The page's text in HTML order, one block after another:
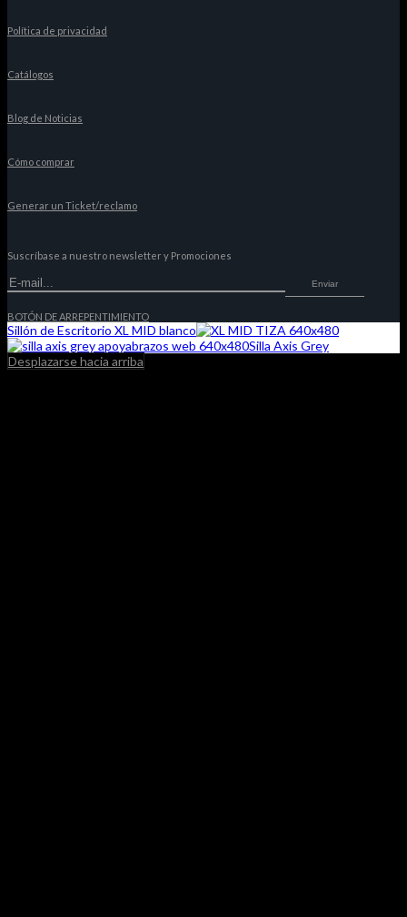
Política de privacidad
Catálogos
Blog de Noticias
Cómo comprar
Generar un Ticket/reclamo
Suscríbase a nuestro newsletter y Promociones
Enviar
BOTÓN DE ARREPENTIMIENTO
Sillón de Escritorio XL MID blanco
Silla Axis Grey
Desplazarse hacia arriba